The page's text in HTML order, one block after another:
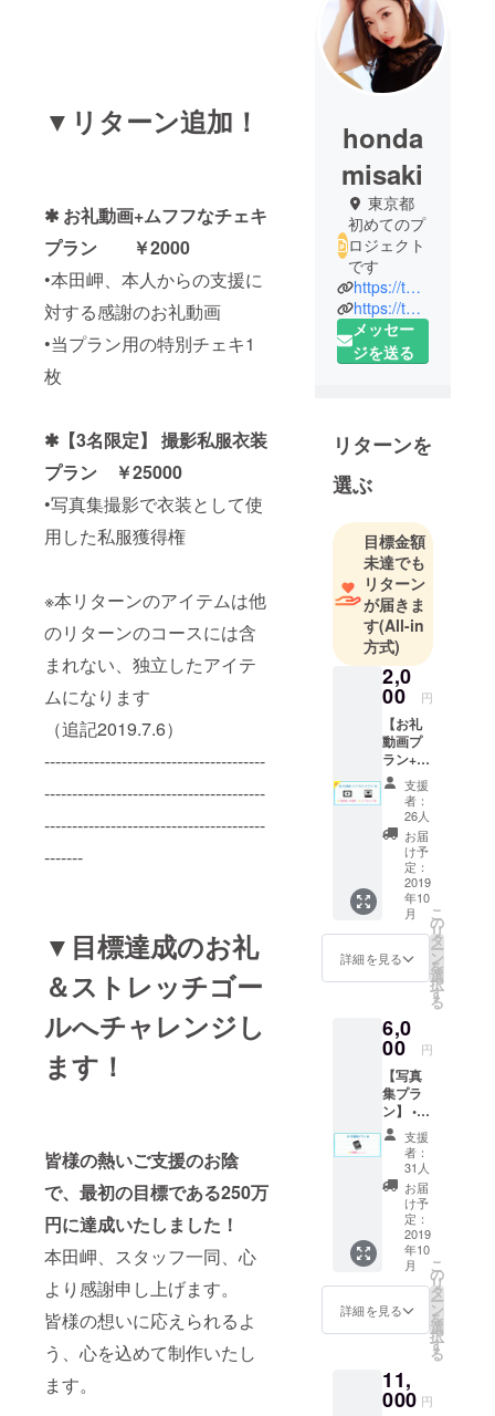
▼リターン追加！
✱ お礼動画+ムフフなチェキ
プラン ￥2000
•本田岬、本人からの支援に
対する感謝のお礼動画
•当プラン用の特別チェキ1
枚
✱【3名限定】 撮影私服衣装
プラン ￥25000
•写真集撮影で衣装として使
用した私服獲得権
※本リターンのアイテムは他
のリターンのコースには含
まれない、独立したアイテ
ムになります
（追記2019.7.6）
----------------------------------------
----------------------------------------
----------------------------------------
-------
▼目標達成のお礼
＆ストレッチゴー
ルへチャレンジし
ます！
皆様の熱いご支援のお陰
で、最初の目標である250万
円に達成いたしました！
本田岬、スタッフ一同、心
より感謝申し上げます。
皆様の想いに応えられるよ
う、心を込めて制作いたし
ます。
honda
misaki
東京都
初めてのプ
ロジェクト
です
https://twitter.com/cf_hondamisaki
https://twitter.com/honda_misaki
メッセー
ジを送る
リターンを
選ぶ
目標金額
未達でも
リターン
が届きま
す(All-in
方式)
2,0
00 円
【お礼
動画プ
ラン+ム
フフな
チェキ
プラ
ン】 •本
田岬、
本人か
らの支
援に対
する感
謝のお
礼動画 •
当プラ
ン用の
チェキ
1枚 ※動
画は音
声デー
タを
メール
にて、
チェキ
は郵送
致しま
す。
支援
者：
26人
お届
け予
定：
2019
年10
月
詳細を見る
こ
の
リ
タ
ー
ン
を
選
択
す
る
6,0
00 円
【写真
集プラ
ン】 •写
真集
（サイ
ン入
り） ※
配送料
込み
支援
者：
31人
お届
け予
定：
2019
年10
月
詳細を見る
こ
の
リ
タ
ー
ン
を
選
択
す
る
11,
000 円